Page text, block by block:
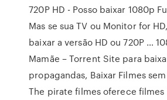
720P HD - Posso baixar 1080p
Mas se sua TV ou Monitor for
baixar a versão HD ou 720P …
Mamãe – Torrent Site para
propagandas, Baixar Filmes
The pirate filmes oferece